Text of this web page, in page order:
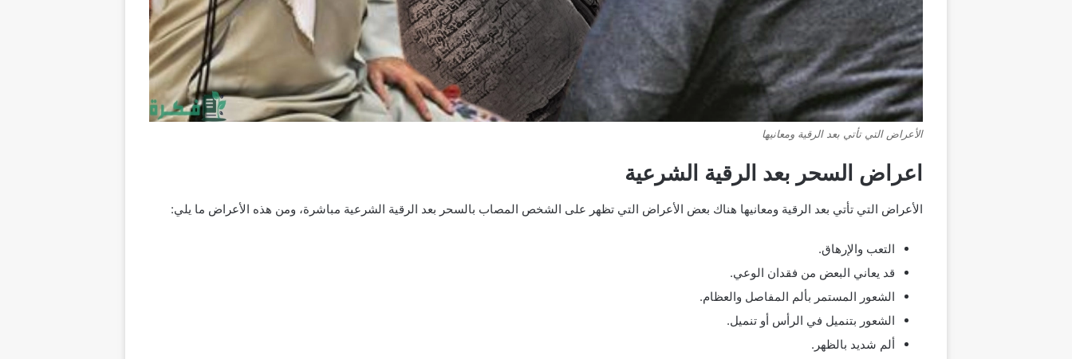
الأعراض التي تأتي بعد الرقية ومعانيها
اعراض السحر بعد الرقية الشرعية
الأعراض التي تأتي بعد الرقية ومعانيها هناك بعض الأعراض التي تظهر على الشخص المصاب بالسحر بعد الرقية الشرعية مباشرة، ومن هذه الأعراض ما يلي:
التعب والإرهاق.
قد يعاني البعض من فقدان الوعي.
الشعور المستمر بألم المفاصل والعظام.
الشعور بتنميل في الرأس أو تنميل.
ألم شديد بالظهر.